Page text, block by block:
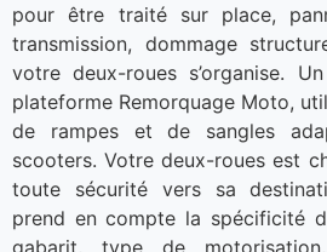
pour être traité sur place,
transmission, dommage
votre deux-roues s’organise.
plateforme Remorquage Moto,
de rampes et de sangles
scooters. Votre deux-roues est
toute sécurité vers sa
prend en compte la spécificité
gabarit, type de